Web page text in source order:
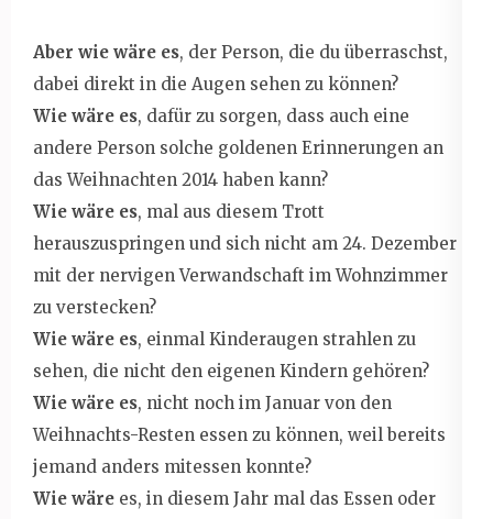
Aber wie wäre es, der Person, die du überraschst,
dabei direkt in die Augen sehen zu können?
Wie wäre es, dafür zu sorgen, dass auch eine
andere Person solche goldenen Erinnerungen an
das Weihnachten 2014 haben kann?
Wie wäre es, mal aus diesem Trott
herauszuspringen und sich nicht am 24. Dezember
mit der nervigen Verwandschaft im Wohnzimmer
zu verstecken?
Wie wäre es, einmal Kinderaugen strahlen zu
sehen, die nicht den eigenen Kindern gehören?
Wie wäre es, nicht noch im Januar von den
Weihnachts-Resten essen zu können, weil bereits
jemand anders mitessen konnte?
Wie wäre es, in diesem Jahr mal das Essen oder